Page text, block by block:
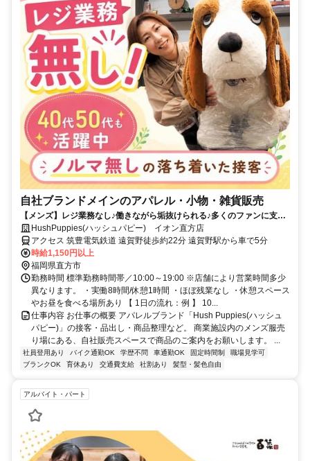
自社ブランドメインのアパレル・小物・雑貨販売
【メンズ】レジ業務なし♪働きながら垢抜けられる♪多くのファンに支持
される自社の洋服を届けるお仕事
HushPuppies(ハッシュパピー) イオン直方店
アクセス 筑豊電気鉄道 遠賀野徒歩約22分 遠賀野駅から車で5分
時給1,150円以上
福岡県直方市
勤務時間 標準勤務時間帯／10:00～19:00 ※店舗により営業時間多少
異なります。 ・実働8時間/休憩1時間 ・ほぼ残業なし ・休憩スペース
やお昼を食べる場所あり 【 1日の流れ：例 】 10...
仕事内容 お仕事の概要 アパレルブランド「Hush Puppies(ハッシュ
パピー)」の接客・品出し・商品整理など。 商業施設内のメンズ服売
り場にある、自社販売スペースで商品のご案内をお願いします。 ...
社員登用あり バイク通勤OK 学歴不問 車通勤OK 固定時間制
職場見学可
ブランクOK
育休あり 交通費支給 社割あり 髪型・髪色自由
アルバイト・パート